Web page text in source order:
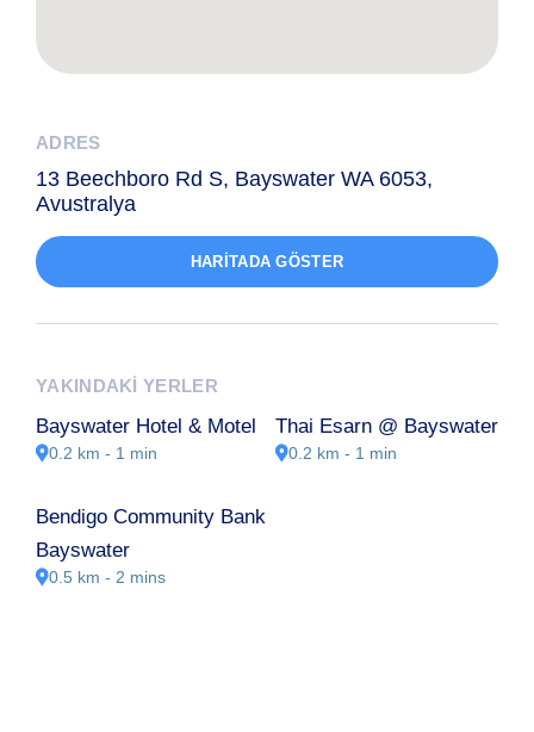
ADRES
13 Beechboro Rd S, Bayswater WA 6053,
Avustralya
HARITADA GÖSTER
YAKINDAKI YERLER
Bayswater Hotel & Motel
0.2 km - 1 min
Thai Esarn @ Bayswater
0.2 km - 1 min
Bendigo Community Bank
Bayswater
0.5 km - 2 mins